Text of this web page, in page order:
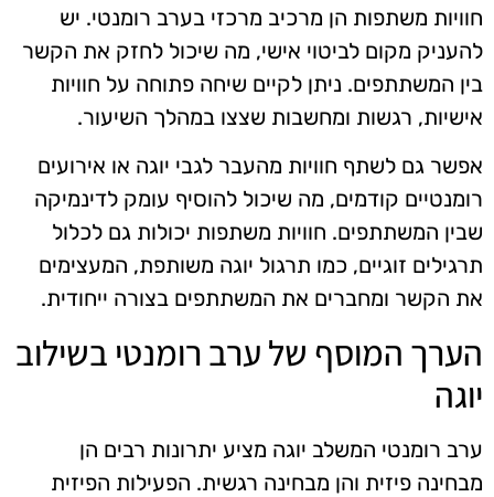
חוויות משתפות הן מרכיב מרכזי בערב רומנטי. יש
להעניק מקום לביטוי אישי, מה שיכול לחזק את הקשר
בין המשתתפים. ניתן לקיים שיחה פתוחה על חוויות
אישיות, רגשות ומחשבות שצצו במהלך השיעור.
אפשר גם לשתף חוויות מהעבר לגבי יוגה או אירועים
רומנטיים קודמים, מה שיכול להוסיף עומק לדינמיקה
שבין המשתתפים. חוויות משתפות יכולות גם לכלול
תרגילים זוגיים, כמו תרגול יוגה משותפת, המעצימים
את הקשר ומחברים את המשתתפים בצורה ייחודית.
הערך המוסף של ערב רומנטי בשילוב
יוגה
ערב רומנטי המשלב יוגה מציע יתרונות רבים הן
מבחינה פיזית והן מבחינה רגשית. הפעילות הפיזית